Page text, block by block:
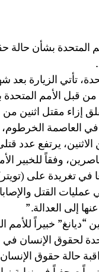
المتحدة بشأن حالة
تأتي الزيارة
من قبل الأمم
إزاء مقتل اثنين
العاصمة الخرطوم،
في تغريدة على
القتل
إلى العدالة.”
“ديانغ” خبيراً
حالة حقوق الإنسان في